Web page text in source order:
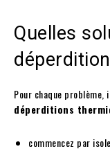
Quelles
Pour chaque
déperditions
commencez par